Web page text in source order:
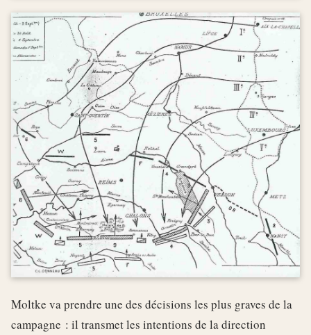
Moltke va prendre une des décisions les plus graves de la
campagne : il transmet les intentions de la direction